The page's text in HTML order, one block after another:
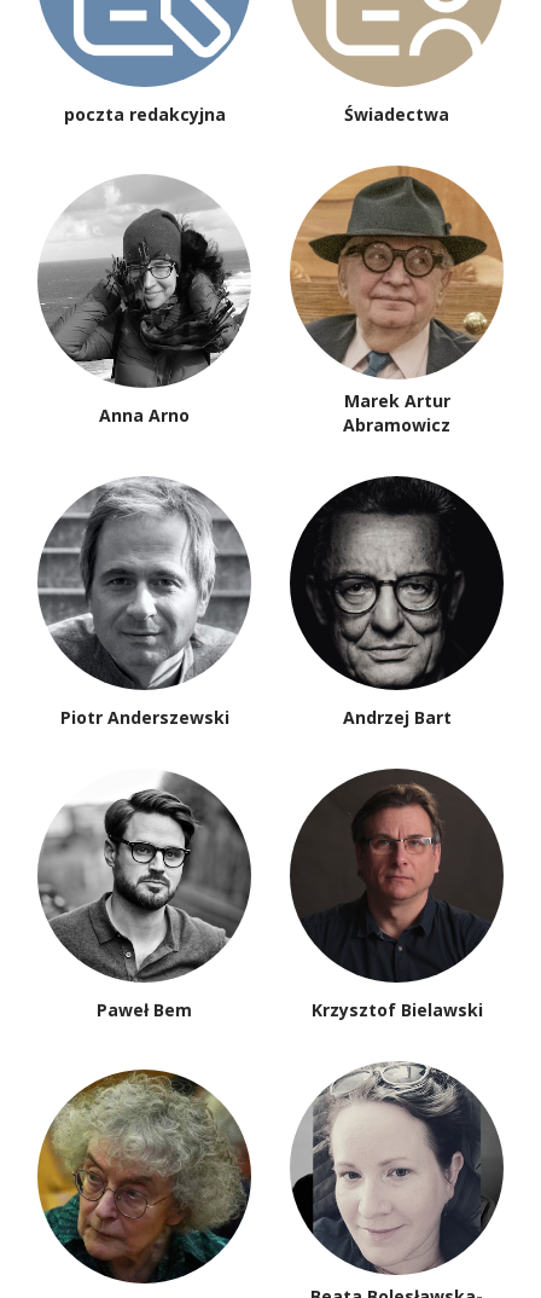
poczta redakcyjna Świadectwa
Anna Arno
Marek Artur
Abramowicz
Piotr Anderszewski Andrzej Bart
Paweł Bem Krzysztof Bielawski